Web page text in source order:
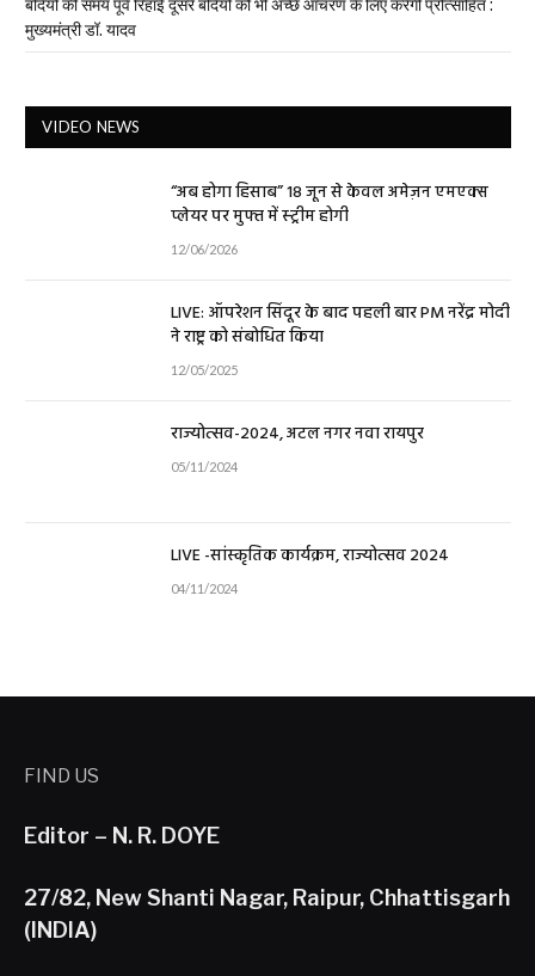
मुख्यमंत्री डॉ. यादव
VIDEO NEWS
“अब होगा हिसाब” 18 जून से केवल अमेज़न एमएक्स
प्लेयर पर मुफ्त में स्ट्रीम होगी
12/06/2026
LIVE: ऑपरेशन सिंदूर के बाद पहली बार PM नरेंद्र मोदी
ने राष्ट्र को संबोधित किया
12/05/2025
राज्योत्सव-2024, अटल नगर नवा रायपुर
05/11/2024
LIVE -सांस्कृतिक कार्यक्रम, राज्योत्सव 2024
04/11/2024
FIND US
Editor – N. R. DOYE
27/82, New Shanti Nagar, Raipur, Chhattisgarh
(INDIA)